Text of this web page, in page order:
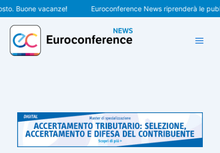
Vai
al
contenuto
vacanze! Euroconference News riprenderà le